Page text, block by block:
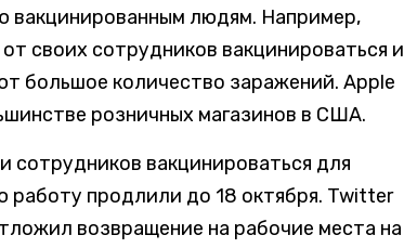
вакцинированным людям. Например,
своих сотрудников вакцинироваться и
большое количество заражений. Apple
розничных магазинов в США.
сотрудников вакцинироваться для
работу продлили до 18 октября. Twitter
возвращение на рабочие места на